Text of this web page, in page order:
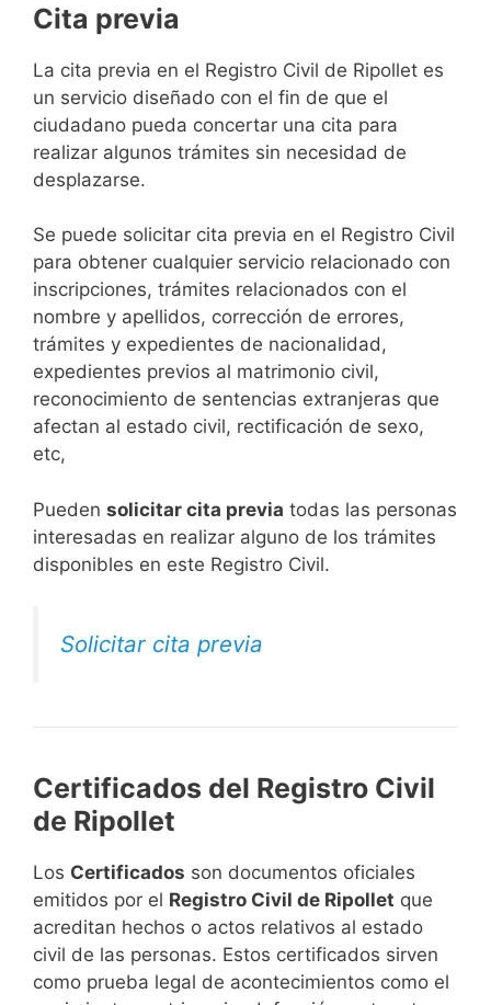
Cita previa
​​​​​​​​​​​​​​​​​​​​​​​​​​​​La cita previa en el Registro Civil de Ripollet es
un servicio diseñado con el fin de que el
ciudadano pueda concertar una cita para
realizar algunos trámites sin necesidad de
desplazarse.​
Se puede solicitar cita previa en el Registro Civil
para obtener cualquier servicio relacionado con
inscripciones, trámites relacionados con el
nombre y apellidos, corrección de errores,
trámites y expedientes de nacionalidad,
expedientes previos al matrimonio civil,
reconocimiento de sentencias extranjeras que
afectan al estado civil, rectificación de sexo,
etc,
​Pueden solicitar cita previa todas las personas
interesadas en realizar alguno de los trámites
disponibles en este Registro Civil.​
Solicitar cita previa
Certificados del Registro Civil
de Ripollet
Los Certificados son documentos oficiales
emitidos por el Registro Civil de Ripollet que
acreditan hechos o actos relativos al estado
civil de las personas. Estos certificados sirven
como prueba legal de acontecimientos como el